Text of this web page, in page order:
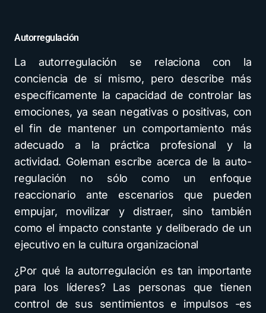
Autorregulación
La autorregulación se relaciona con la
conciencia de sí mismo, pero describe más
específicamente la capacidad de controlar las
emociones, ya sean negativas o positivas, con
el fin de mantener un comportamiento más
adecuado a la práctica profesional y la
actividad. Goleman escribe acerca de la auto-
regulación no sólo como un enfoque
reaccionario ante escenarios que pueden
empujar, movilizar y distraer, sino también
como el impacto constante y deliberado de un
ejecutivo en la cultura organizacional
¿Por qué la autorregulación es tan importante
para los líderes? Las personas que tienen
control de sus sentimientos e impulsos -es